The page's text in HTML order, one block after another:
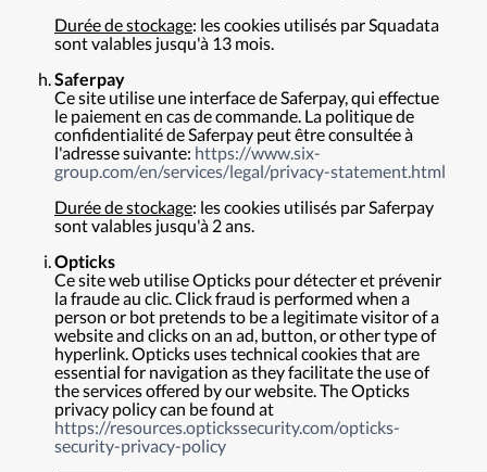
Durée de stockage: les cookies utilisés par Squadata
sont valables jusqu'à 13 mois.
Saferpay
Ce site utilise une interface de Saferpay, qui effectue
le paiement en cas de commande. La politique de
confidentialité de Saferpay peut être consultée à
l'adresse suivante: https://www.six-
group.com/en/services/legal/privacy-statement.html
Durée de stockage: les cookies utilisés par Saferpay
sont valables jusqu'à 2 ans.
Opticks
Ce site web utilise Opticks pour détecter et prévenir
la fraude au clic. Click fraud is performed when a
person or bot pretends to be a legitimate visitor of a
website and clicks on an ad, button, or other type of
hyperlink. Opticks uses technical cookies that are
essential for navigation as they facilitate the use of
the services offered by our website. The Opticks
privacy policy can be found at
https://resources.optickssecurity.com/opticks-
security-privacy-policy